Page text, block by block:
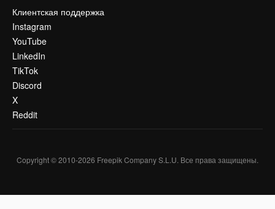
Клиентская поддержка
Instagram
YouTube
LinkedIn
TikTok
Discord
X
Reddit
Copyright © 2010-2026 Freepik Company S.L.U. Все права защищены.